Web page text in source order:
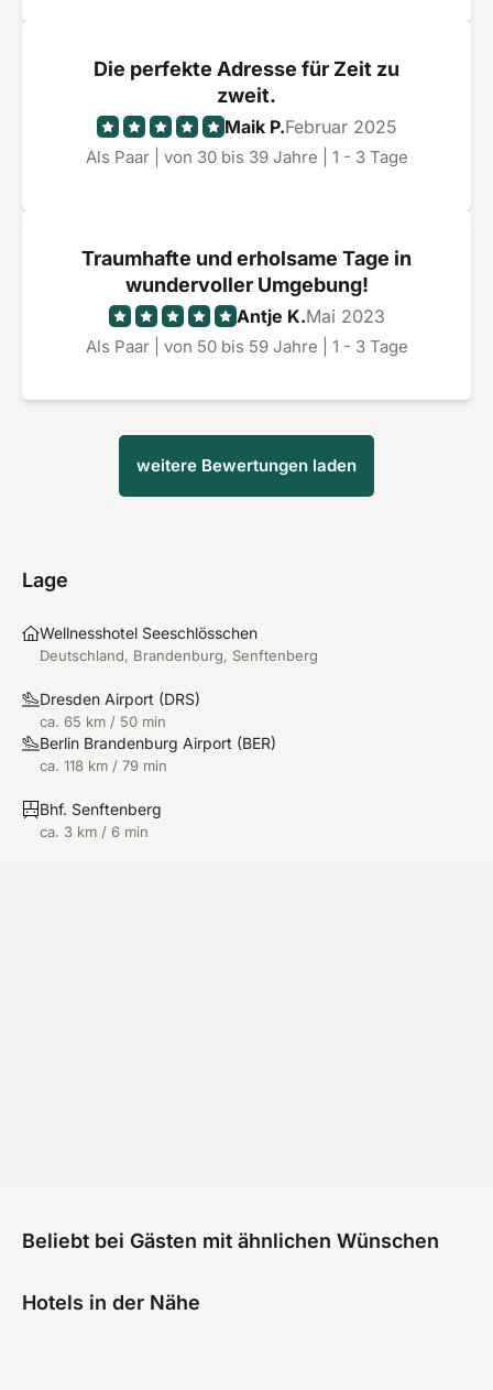
Die perfekte Adresse für Zeit zu
zweit.
Maik P.Februar 2025
Als Paar | von 30 bis 39 Jahre | 1 - 3 Tage
Traumhafte und erholsame Tage in
wundervoller Umgebung!
Antje K.Mai 2023
Als Paar | von 50 bis 59 Jahre | 1 - 3 Tage
weitere Bewertungen laden
Lage
Wellnesshotel Seeschlösschen
Deutschland, Brandenburg, Senftenberg
Dresden Airport (DRS)
ca. 65 km / 50 min
Berlin Brandenburg Airport (BER)
ca. 118 km / 79 min
Bhf. Senftenberg
ca. 3 km / 6 min
Beliebt bei Gästen mit ähnlichen Wünschen
Hotels in der Nähe